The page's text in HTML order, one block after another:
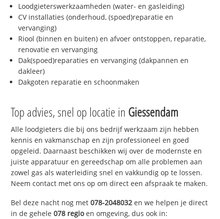
Loodgieterswerkzaamheden (water- en gasleiding)
CV installaties (onderhoud, (spoed)reparatie en
vervanging)
Riool (binnen en buiten) en afvoer ontstoppen, reparatie,
renovatie en vervanging
Dak(spoed)reparaties en vervanging (dakpannen en
dakleer)
Dakgoten reparatie en schoonmaken
Top advies, snel op locatie in Giessendam
Alle loodgieters die bij ons bedrijf werkzaam zijn hebben
kennis en vakmanschap en zijn professioneel en goed
opgeleid. Daarnaast beschikken wij over de modernste en
juiste apparatuur en gereedschap om alle problemen aan
zowel gas als waterleiding snel en vakkundig op te lossen.
Neem contact met ons op om direct een afspraak te maken.
Bel deze nacht nog met078-2048032 en we helpen je direct
in de gehele078 regioen omgeving, dus ook in: